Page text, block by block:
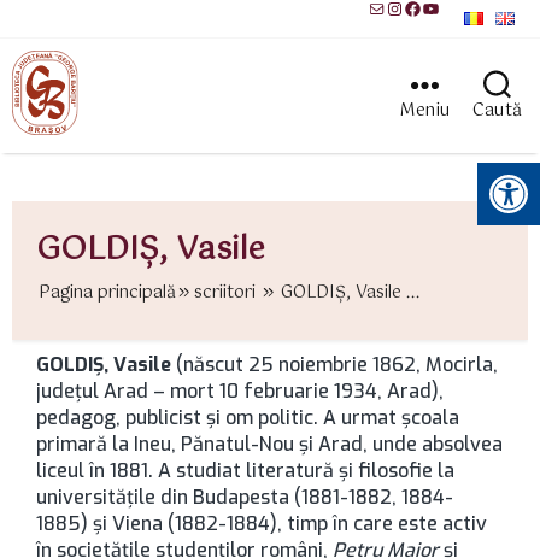
MailInstagram
Facebook
YouTube
Meniu Caută
Instrumente pentru accesibilitate
GOLDIȘ, Vasile
Pagina principală scriitori GOLDIȘ, Vasile ...
GOLDIȘ, Vasile (născut 25 noiembrie 1862, Mocirla,
județul Arad – mort 10 februarie 1934, Arad),
pedagog, publicist și om politic. A urmat școala
primară la Ineu, Pănatul-Nou și Arad, unde absolvea
liceul în 1881. A studiat literatură și filosofie la
universitățile din Budapesta (1881-1882, 1884-
1885) și Viena (1882-1884), timp în care este activ
în societățile studenților români, Petru Maiorși